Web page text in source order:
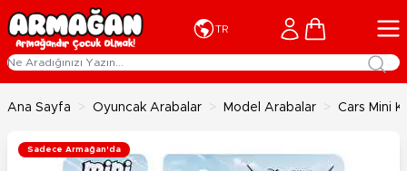
İçeriğe geç
TR Cart
Ana Sayfa > Oyuncak Arabalar > Model Arabalar > Cars Mini
Sadece Armağan'da